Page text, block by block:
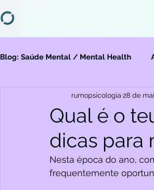
Blog: Saúde Mental / Mental Health
Migração
Qual é o
dicas para
rumopsicologia 28 de
Nesta época do ano,
frequentemente